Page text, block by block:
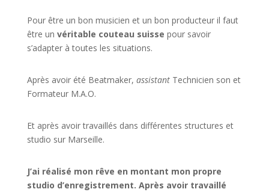
Pour être un bon musicien et un bon producteur il faut
être un véritable couteau suisse pour savoir
s’adapter à toutes les situations.
Après avoir été Beatmaker, assistant Technicien son et
Formateur M.A.O.
Et après avoir travaillés dans différentes structures et
studio sur Marseille.
J’ai réalisé mon rêve en montant mon propre
studio d’enregistrement. Après avoir travaillé